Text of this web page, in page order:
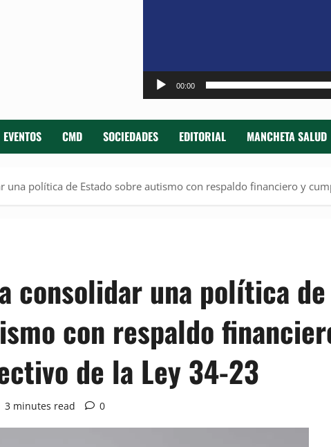
00:00
EVENTOS CMD SOCIEDADES EDITORIAL MANCHETA SALUD
una política de Estado sobre autismo con respaldo financiero y
consolidar una política de
con respaldo
de la Ley 34-23
3 minutes read 0